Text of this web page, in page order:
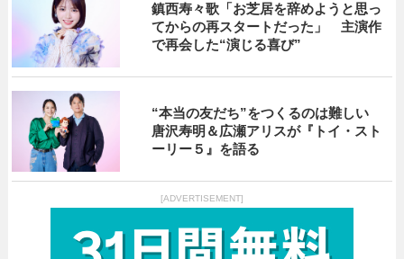
鎮西寿々歌「お芝居を辞めようと思っ
てからの再スタートだった」 主演作
で再会した“演じる喜び”
“本当の友だち”をつくるのは難しい
唐沢寿明＆広瀬アリスが『トイ・スト
ーリー５』を語る
[ADVERTISEMENT]